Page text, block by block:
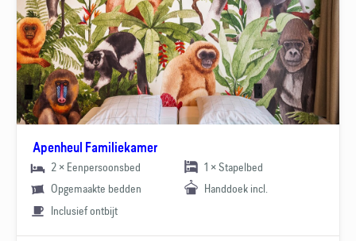
Apenheul Familiekamer
2 × Eenpersoonsbed
1 × Stapelbed
Opgemaakte bedden
Handdoek incl.
Inclusief ontbijt